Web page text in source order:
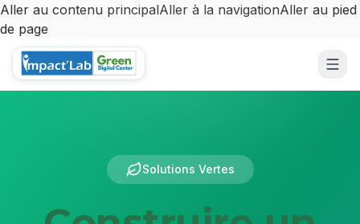
Aller au contenu principalAller à la navigationAller au pied
de page
Aller au contenu principal
Solutions Vertes